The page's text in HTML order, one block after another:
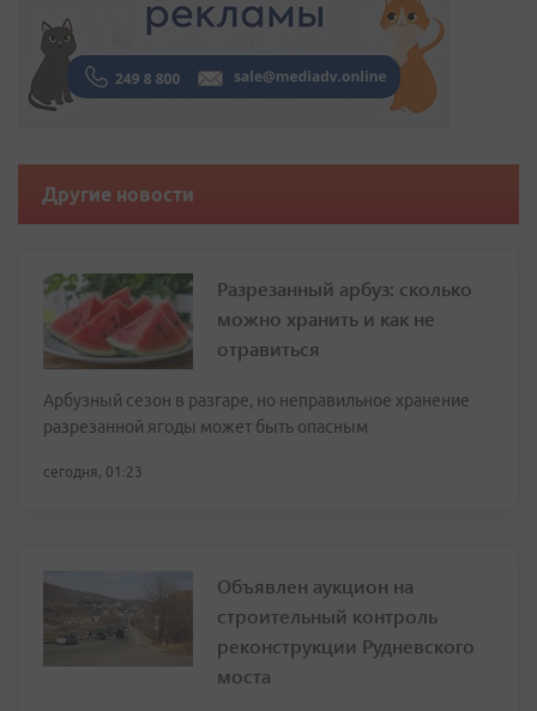
Другие новости
Разрезанный арбуз: сколько
можно хранить и как не
отравиться
Арбузный сезон в разгаре, но неправильное хранение
разрезанной ягоды может быть опасным
сегодня, 01:23
Объявлен аукцион на
строительный контроль
реконструкции Рудневского
моста